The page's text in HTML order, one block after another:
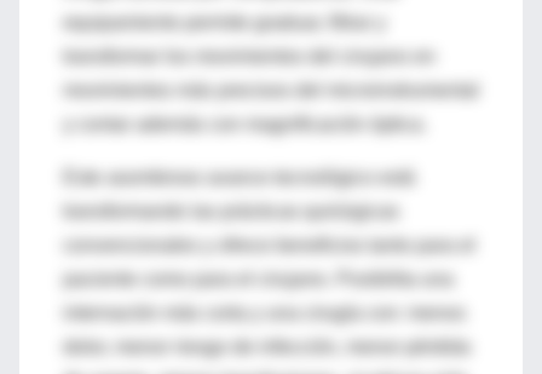
equipamiento permite graduar, filtrar y
y contar además con magnificación óptica.
Este asombroso avance tecnológico está
transformando las prácticas quirúrgicas
internación más corta y una cirugía con: menos
dolor, menor riesgo de infección, menor pérdida